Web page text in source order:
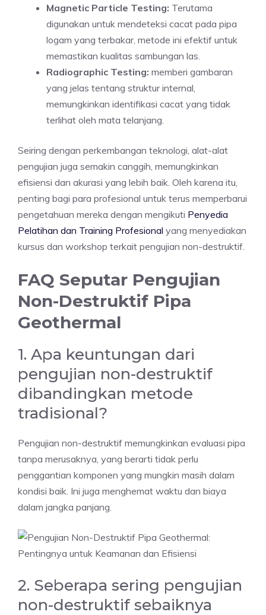
Magnetic Particle Testing: Terutama
digunakan untuk mendeteksi cacat pada pipa
logam yang terbakar, metode ini efektif untuk
memastikan kualitas sambungan las.
Radiographic Testing: memberi gambaran
yang jelas tentang struktur internal,
memungkinkan identifikasi cacat yang tidak
terlihat oleh mata telanjang.
Seiring dengan perkembangan teknologi, alat-alat
pengujian juga semakin canggih, memungkinkan
efisiensi dan akurasi yang lebih baik. Oleh karena itu,
penting bagi para profesional untuk terus memperbarui
pengetahuan mereka dengan mengikuti Penyedia
Pelatihan dan Training Profesional yang menyediakan
kursus dan workshop terkait pengujian non-destruktif.
FAQ Seputar Pengujian
Non-Destruktif Pipa
Geothermal
1. Apa keuntungan dari
pengujian non-destruktif
dibandingkan metode
tradisional?
Pengujian non-destruktif memungkinkan evaluasi pipa
tanpa merusaknya, yang berarti tidak perlu
penggantian komponen yang mungkin masih dalam
kondisi baik. Ini juga menghemat waktu dan biaya
dalam jangka panjang.
2. Seberapa sering pengujian
non-destruktif sebaiknya